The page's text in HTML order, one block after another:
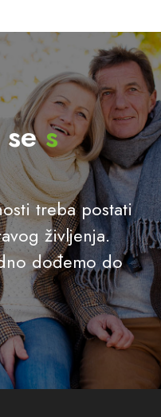
ses
treba postati
življenja.
dođemo do